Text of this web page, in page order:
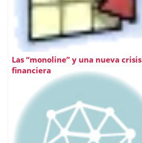
Las “monoline” y una nueva crisis
financiera